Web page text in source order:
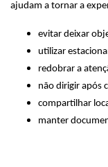
ajudam a tornar a
evitar deixar
utilizar
redobrar a
não dirigir após
compartilhar
manter